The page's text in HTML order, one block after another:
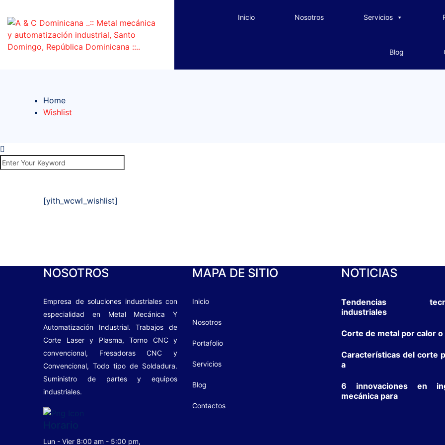
Inicio Nosotros Servicios
Blog
Home
Wishlist
[yith_wcwl_wishlist]
NOSOTROS
Empresa de soluciones industriales con
especialidad en Metal Mecánica Y
Automatización Industrial. Trabajos de
Corte Laser y Plasma, Torno CNC y
convencional, Fresadoras CNC y
Convencional, Todo tipo de Soldadura.
Suministro de partes y equipos
industriales.
Horario
Lun - Vier 8:00 am - 5:00 pm,
MAPA DE SITIO
Inicio
Nosotros
Portafolio
Servicios
Blog
Contactos
NOTICIAS
Tendencias
industriales
Corte de metal por calor o
Características del corte
a
6 innovaciones en
mecánica para